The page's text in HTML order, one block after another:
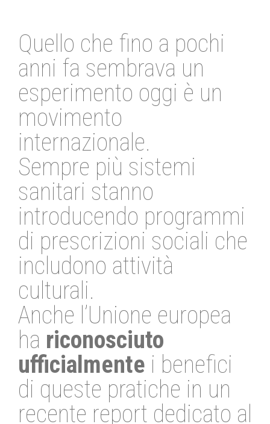
Quello che fino a pochi
anni fa sembrava un
esperimento oggi è un
movimento
internazionale.
Sempre più sistemi
sanitari stanno
introducendo programmi
di prescrizioni sociali che
includono attività
culturali.
Anche l’Unione europea
ha riconosciuto
ufficialmente i benefici
di queste pratiche in un
recente report dedicato al